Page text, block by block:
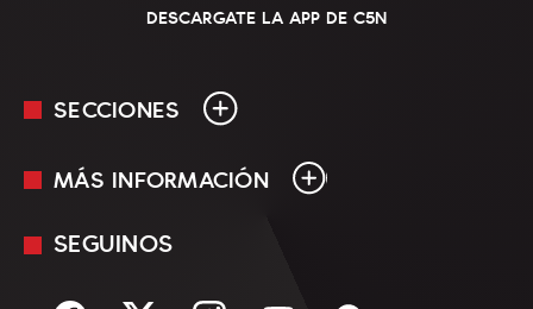
DESCARGATE LA APP DE C5N
SECCIONES
En Vivo
MÁS INFORMACIÓN
Mediakit
Términos y condiciones
SEGUINOS